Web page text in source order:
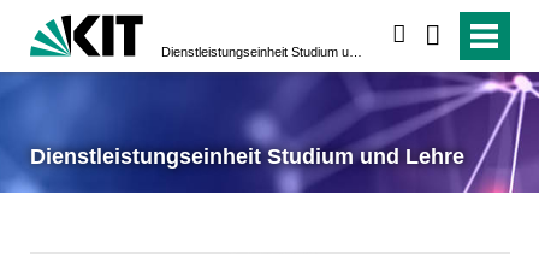
Dienstleistungseinheit Studium und Lehre